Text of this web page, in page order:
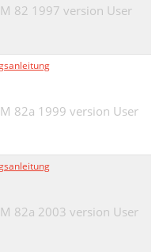
82 1997 version User
82a 1999 version User
82a 2003 version User